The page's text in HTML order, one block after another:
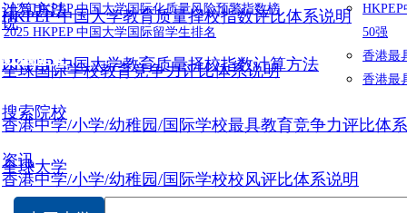
2025 HKPEP 中国大学国际化质量风险预警指数榜
2025 HKPEP 中国大学国际留学生排名
50强
香港最
香港最
说
HKPEP 中国大学教育质量择校指数评比体系说明
全球国际学校教育竞争力评比体系说明
香港中学/小学/幼稚园/国际学校最具教育竞争力评比体
香港中学/小学/幼稚园/国际学校校风评比体系说明
计算方法
HKPEP 中国大学教育质量择校指数计算方法
数据提交
搜索院校
全球大学
资讯